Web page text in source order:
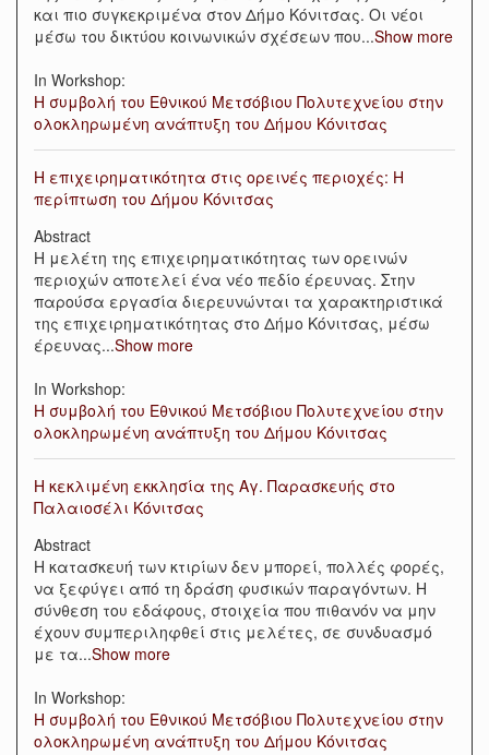
και πιο συγκεκριμένα στον Δήμο Κόνιτσας. Οι νέοι
μέσω του δικτύου κοινωνικών σχέσεων που...Show more
In Workshop:
Η συμβολή του Εθνικού Μετσόβιου Πολυτεχνείου στην
ολοκληρωμένη ανάπτυξη του Δήμου Κόνιτσας
Η επιχειρηματικότητα στις ορεινές περιοχές: Η
περίπτωση του Δήμου Κόνιτσας
Abstract
Η μελέτη της επιχειρηματικότητας των ορεινών
περιοχών αποτελεί ένα νέο πεδίο έρευνας. Στην
παρούσα εργασία διερευνώνται τα χαρακτηριστικά
της επιχειρηματικότητας στο Δήμο Κόνιτσας, μέσω
έρευνας...Show more
In Workshop:
Η συμβολή του Εθνικού Μετσόβιου Πολυτεχνείου στην
ολοκληρωμένη ανάπτυξη του Δήμου Κόνιτσας
Η κεκλιμένη εκκλησία της Αγ. Παρασκευής στο
Παλαιοσέλι Κόνιτσας
Abstract
Η κατασκευή των κτιρίων δεν μπορεί, πολλές φορές,
να ξεφύγει από τη δράση φυσικών παραγόντων. Η
σύνθεση του εδάφους, στοιχεία που πιθανόν να μην
έχουν συμπεριληφθεί στις μελέτες, σε συνδυασμό
με τα...Show more
In Workshop:
Η συμβολή του Εθνικού Μετσόβιου Πολυτεχνείου στην
ολοκληρωμένη ανάπτυξη του Δήμου Κόνιτσας